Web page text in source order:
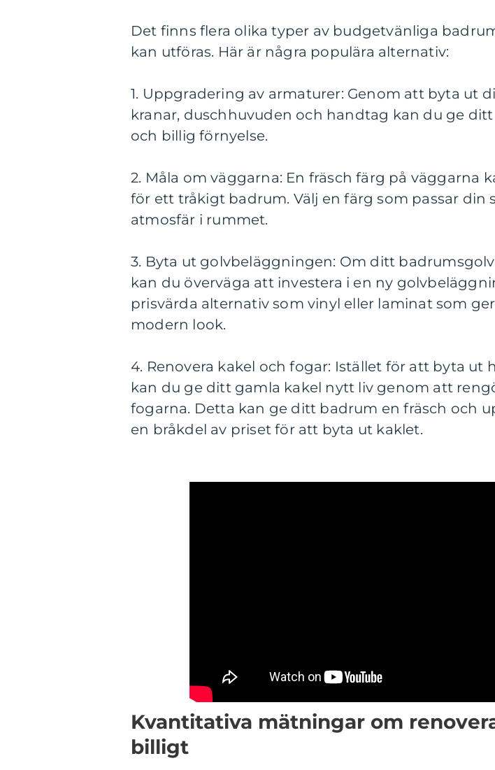
Det finns flera olika typer av budgetvänliga
kan utföras. Här är några populära alternativ:
1. Uppgradering av armaturer: Genom att byta ut
kranar, duschhuvuden och handtag kan du ge
och billig förnyelse.
2. Måla om väggarna: En fräsch färg på väggarna
för ett tråkigt badrum. Välj en färg som passar din
atmosfär i rummet.
3. Byta ut golvbeläggningen: Om ditt
kan du överväga att investera i en ny
prisvärda alternativ som vinyl eller laminat som
modern look.
4. Renovera kakel och fogar: Istället för att byta ut
kan du ge ditt gamla kakel nytt liv genom att
fogarna. Detta kan ge ditt badrum en fräsch och
en bråkdel av priset för att byta ut kaklet.
Kvantitativa mätningar om
billigt